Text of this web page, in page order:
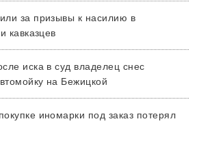
за призывы к насилию в
кавказцев
иска в суд владелец снес
на Бежицкой
иномарки под заказ потерял